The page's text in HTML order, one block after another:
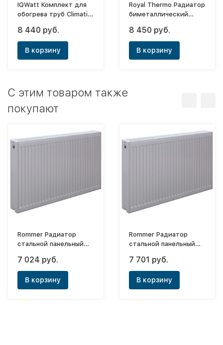
IQWatt Комплект для
обогрева труб Climatiq
8 440 руб.
В корзину
Royal Thermo Радиатор
биметаллический
VR 500х6 (нижнее
правое)
8 450 руб.
В корзину
C этим товаром также
покупают
Rommer Радиатор
стальной панельный
(боковое)
7 024 руб.
В корзину
Rommer Радиатор
стальной панельный
(боковое)
7 701 руб.
В корзину